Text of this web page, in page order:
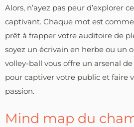
Alors, n’ayez pas peur d’explorer
captivant. Chaque mot est
prêt à frapper votre auditoire de
soyez un écrivain en herbe ou un
volley-ball vous offre un arsenal
pour captiver votre public et faire
passion.
Mind map du